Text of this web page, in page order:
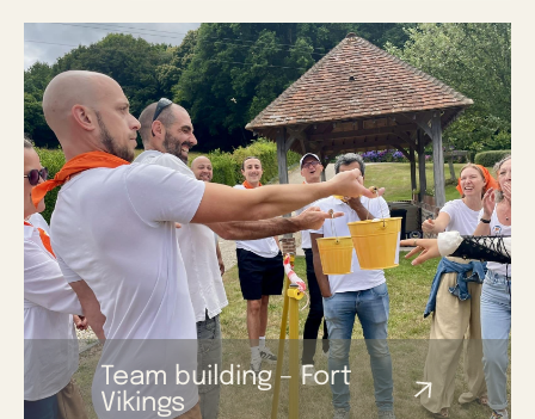
Team building – Fort
Vikings